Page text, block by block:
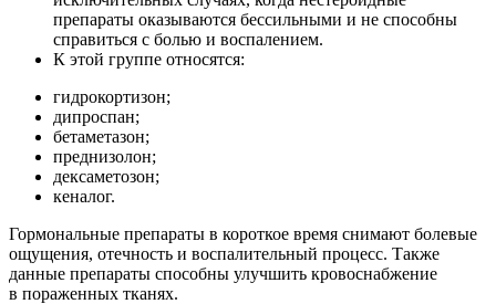
препараты оказываются бессильными и не способны
справиться с болью и воспалением.
К этой группе относятся:
гидрокортизон;
дипроспан;
бетаметазон;
преднизолон;
дексаметозон;
кеналог.
Гормональные препараты в короткое время снимают болевые
ощущения, отечность и воспалительный процесс. Также
данные препараты способны улучшить кровоснабжение
в пораженных тканях.